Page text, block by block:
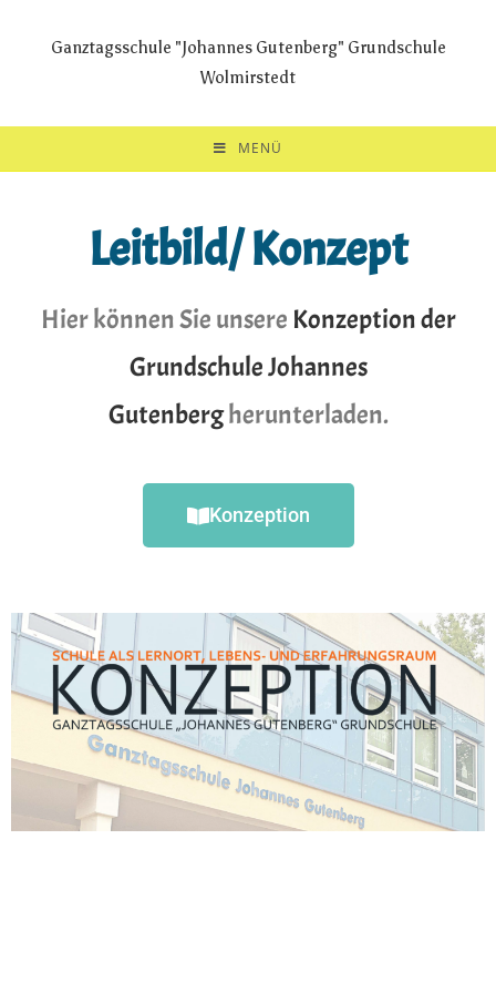
Ganztagsschule "Johannes Gutenberg" Grundschule
Wolmirstedt
MENÜ
Leitbild/ Konzept
Hier können Sie unsere Konzeption der
Grundschule Johannes
Gutenbergherunterladen.
Konzeption